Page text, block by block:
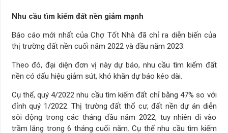
Nhu cầu tìm kiếm đất nền giảm mạnh
Báo cáo mới nhất của Chợ Tốt Nhà đã chỉ ra diễn biến của
thị trường đất nền cuối năm 2022 và đầu năm 2023.
Theo đó, đại diện đơn vị này dự báo, nhu cầu tìm kiếm đất
nền có dấu hiệu giảm sút, khó khăn dự báo kéo dài.
Cụ thể, quý 4/2022 nhu cầu tìm kiếm đất chỉ bằng 47% so với
đỉnh quý 1/2022. Thị trường đất thổ cư, đất nền dự án diễn
sôi động trong các tháng đầu năm 2022, tuy nhiên đi vào
trầm lắng trong 6 tháng cuối năm. Cụ thể nhu cầu tìm kiếm